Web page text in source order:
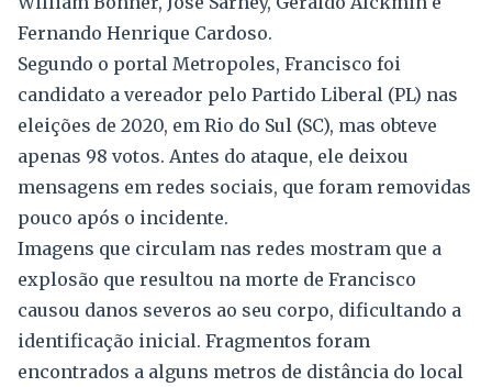
Fernando Henrique Cardoso.
Segundo o portal Metropoles, Francisco foi
candidato a vereador pelo Partido Liberal (PL) nas
eleições de 2020, em Rio do Sul (SC), mas obteve
apenas 98 votos. Antes do ataque, ele deixou
mensagens em redes sociais, que foram removidas
pouco após o incidente.
Imagens que circulam nas redes mostram que a
explosão que resultou na morte de Francisco
causou danos severos ao seu corpo, dificultando a
identificação inicial. Fragmentos foram
encontrados a alguns metros de distância do local